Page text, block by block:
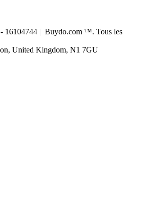
| Buydo.com ™. Tous les
United Kingdom, N1 7GU